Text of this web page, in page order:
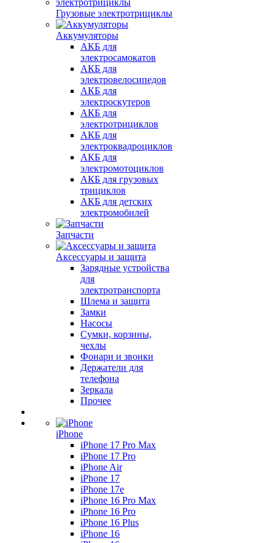
Грузовые электротрициклы
Аккумуляторы
АКБ для
электросамокатов
АКБ для
электровелосипедов
АКБ для
электроскутеров
АКБ для
электротрициклов
АКБ для
электроквадроциклов
АКБ для
электромотоциклов
АКБ для грузовых
трициклов
АКБ для детских
электромобилей
Запчасти
Аксессуары и защита
Зарядные устройства
для
электротранспорта
Шлема и защита
Замки
Насосы
Сумки, корзины,
чехлы
Фонари и звонки
Держатели для
телефона
Зеркала
Прочее
iPhone
iPhone 17 Pro Max
iPhone 17 Pro
iPhone Air
iPhone 17
iPhone 17e
iPhone 16 Pro Max
iPhone 16 Pro
iPhone 16 Plus
iPhone 16